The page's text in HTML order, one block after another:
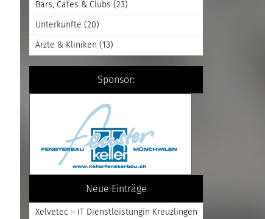
Bars, Cafes & Clubs (23)
Unterkünfte (20)
Ärzte & Kliniken (13)
Sponsor:
Neue Einträge
Xelvetec – IT Dienstleistungin Kreuzlingen